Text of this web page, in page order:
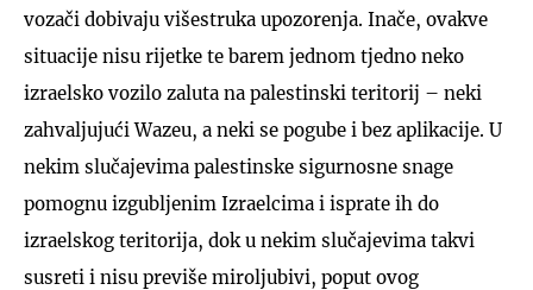
vozači dobivaju višestruka upozorenja. Inače, ovakve
situacije nisu rijetke te barem jednom tjedno neko
izraelsko vozilo zaluta na palestinski teritorij – neki
zahvaljujući Wazeu, a neki se pogube i bez aplikacije. U
nekim slučajevima palestinske sigurnosne snage
pomognu izgubljenim Izraelcima i isprate ih do
izraelskog teritorija, dok u nekim slučajevima takvi
susreti i nisu previše miroljubivi, poput ovog